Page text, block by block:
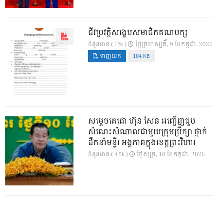
ជីវប្រវត្តិសង្ខេបសមាជិកគណបក្ស
ចំនួនអាន ( 12k ) ថ្ងៃ​ព្រហស្បតិ៍, 9 ខែ​កក្កដា, 2026
ទាញយក 104 KB
សម្តេចតេជោ ហ៊ុន សែន អញ្ជើញជួប
សំណេះសំណាលជាមួយក្រុមប្រឹក្សា ថ្នាក់
ដឹកនាំមន្ទីរ អង្គភាពក្នុងខេត្តព្រះវិហារ
ចំនួនអាន ( 4.5k ) ថ្ងៃ​សុក្រ, 10 ខែ​កក្កដា, 2026